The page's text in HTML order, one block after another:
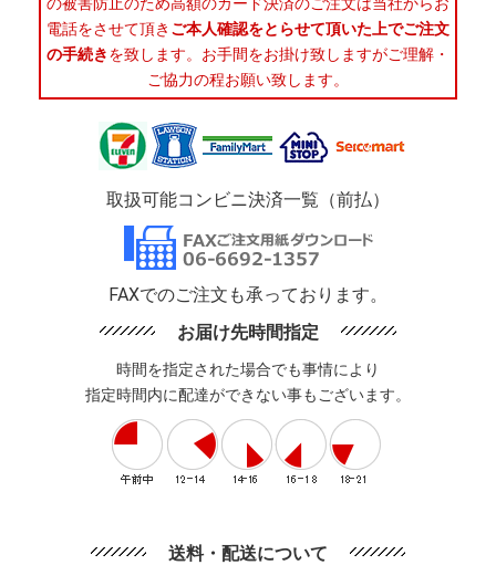
電話をさせて頂き ご本人確認をとらせて頂いた上でご注文
の手続きを致します。お手間をお掛け致しますがご理解・
ご協力の程お願い致します。
取扱可能コンビニ決済一覧（前払）
FAXでのご注文も承っております。
お届け先時間指定
時間を指定された場合でも事情により
指定時間内に配達ができない事もございます。
送料・配送について